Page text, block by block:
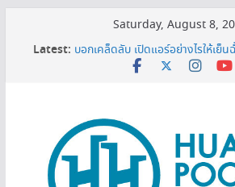
content
Saturday, August 8,
Latest: เครื่องกรองน้ำเซนเซอร์ ดียังไง ท
บอกเคล็ดลับ เปิดแอร์อย่างไรให้เย็น